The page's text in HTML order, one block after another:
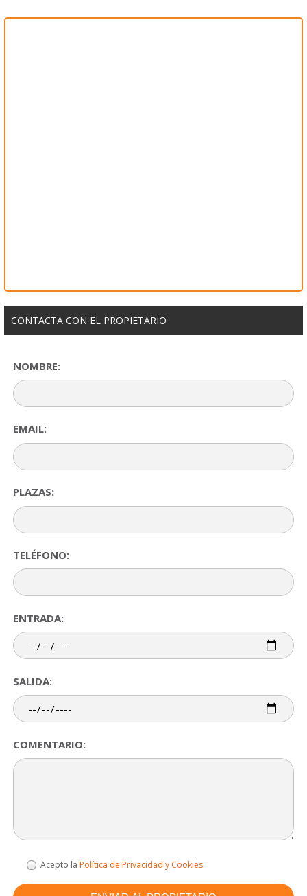
CONTACTA CON EL PROPIETARIO
NOMBRE:
EMAIL:
PLAZAS:
TELÉFONO:
ENTRADA:
SALIDA:
COMENTARIO:
Acepto la Política de Privacidad y Cookies.